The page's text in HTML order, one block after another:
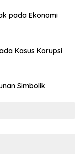
pada Ekonomi
Kasus Korupsi
Simbolik